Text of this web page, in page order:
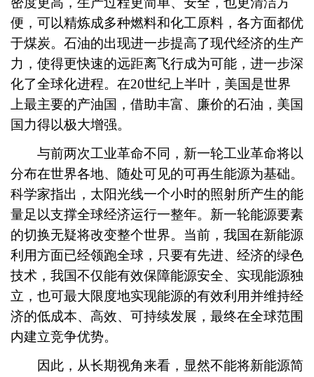
便，可以精炼成多种燃料和化工原料，各方面都优
于煤炭。石油的出现进一步提高了现代经济的生产
力，使得更快速的远距离飞行成为可能，进一步深
化了全球化进程。在20世纪上半叶，美国是世界
上最主要的产油国，借助丰富、廉价的石油，美国
国力得以极大增强。
与前两次工业革命不同，新一轮工业革命将以
分布在世界各地、随处可见的可再生能源为基础。
科学家指出，太阳光线一个小时的照射所产生的能
量足以支撑全球经济运行一整年。新一轮能源要素
的切换无疑将改变整个世界。当前，我国在新能源
利用方面已经领跑全球，只要有先进、经济的绿色
技术，我国不仅能有效保障能源安全、实现能源独
立，也可最大限度地实现能源的有效利用并维持经
济的低成本、高效、可持续发展，最终在全球范围
内建立竞争优势。
因此，从长期视角来看，显然不能将新能源简